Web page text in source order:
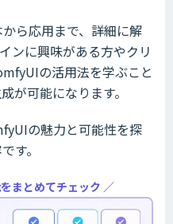
ら応用まで、詳細に解
ンに興味がある方やクリ
の活用法を学ぶこと
が可能になります。
の魅力と可能性を探
す。
まとめてチェック ／